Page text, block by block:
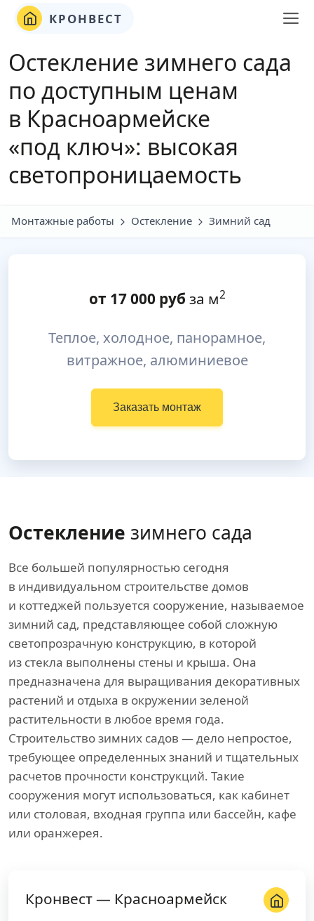
КРОНВЕСТ
Остекление зимнего сада
по доступным ценам
в Красноармейске
«под ключ»: высокая
светопроницаемость
Монтажные работы Остекление Зимний сад
от 17 000руб за м2
Теплое, холодное, панорамное,
витражное, алюминиевое
Заказать монтаж
Остекление зимнего сада
Все большей популярностью сегодня
в индивидуальном строительстве домов
и коттеджей пользуется сооружение, называемое
зимний сад, представляющее собой сложную
светопрозрачную конструкцию, в которой
из стекла выполнены стены и крыша. Она
предназначена для выращивания декоративных
растений и отдыха в окружении зеленой
растительности в любое время года.
Строительство зимних садов — дело непростое,
требующее определенных знаний и тщательных
расчетов прочности конструкций. Такие
сооружения могут использоваться, как кабинет
или столовая, входная группа или бассейн, кафе
или оранжерея.
Кронвест — Красноармейск